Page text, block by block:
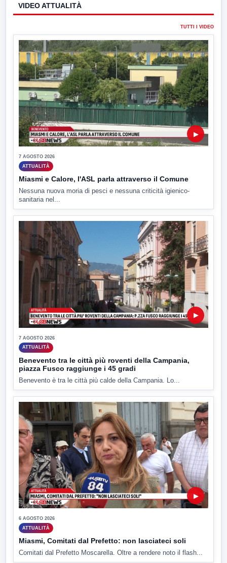
VIDEO ATTUALITÀ
TUTTI I VIDEO
▶
7 AGOSTO 2026
ATTUALITÀ
Miasmi e Calore, l'ASL parla attraverso il Comune
Nessuna nuova moria di pesci e nessuna criticità igienico-
sanitaria nel...
▶
7 AGOSTO 2026
ATTUALITÀ
Benevento tra le città più roventi della Campania,
piazza Fusco raggiunge i 45 gradi
Benevento è tra le città più calde della Campania. Lo...
▶
6 AGOSTO 2026
ATTUALITÀ
Miasmi, Comitati dal Prefetto: non lasciateci soli
Comitati dal Prefetto Moscarella. Oltre a rendere noto il flash...